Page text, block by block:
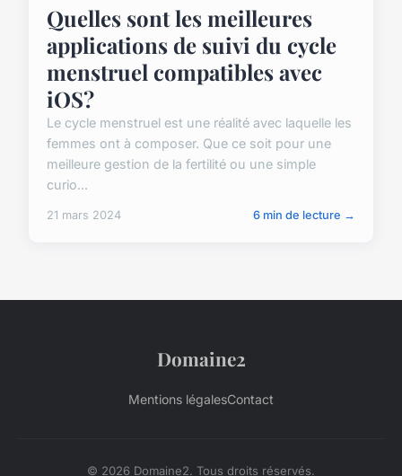
Quelles sont les meilleures
applications de suivi du cycle
menstruel compatibles avec
iOS?
Le cycle menstruel est une réalité avec laquelle les
femmes ont à composer. Que ce soit pour une
meilleure gestion de la fertilité ou une simple
curio...
21 mars 2024 6 min de lecture →
Domaine2
Mentions légalesContact
© 2026 Domaine2. Tous droits réservés.